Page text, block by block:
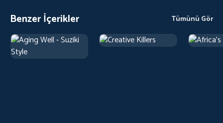
Benzer İçerikler Tümünü Gör